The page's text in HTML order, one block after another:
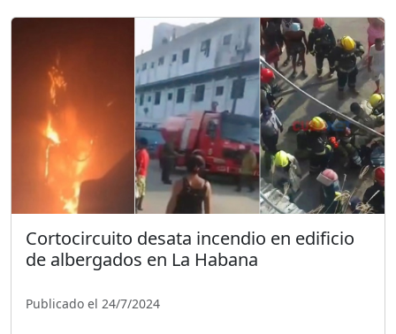
Cortocircuito desata incendio en edificio
de albergados en La Habana
Publicado el 24/7/2024